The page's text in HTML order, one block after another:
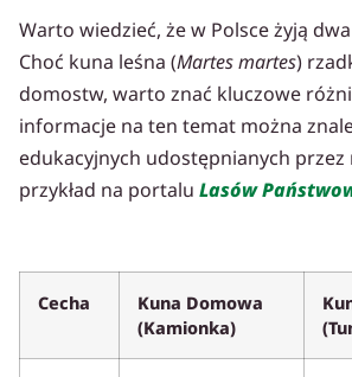
Warto wiedzieć, że w Polsce żyją
Choć kuna leśna (Martes martes)
domostw, warto znać kluczowe
informacje na ten temat można
edukacyjnych udostępnianych przez
przykład na portalu Lasów
Cecha
Kuna Domowa
(Kamionka)